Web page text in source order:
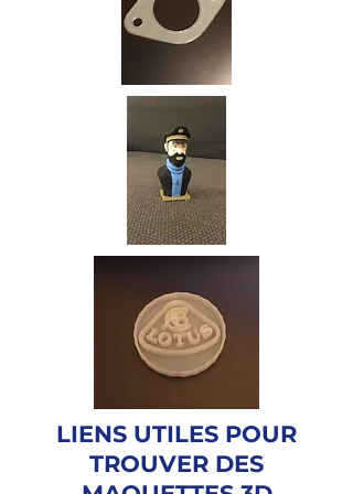
LIENS UTILES POUR
TROUVER DES